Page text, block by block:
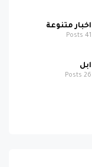
اخبار متنوعة
41
ابل
26